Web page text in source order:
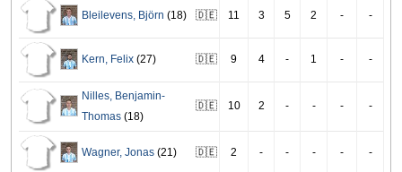
Bleilevens, Björn (18) 🇩🇪 11 3 5 2 - -
Kern, Felix (27) 🇩🇪 9 4 - 1 - -
Nilles, Benjamin-
Thomas (18)
🇩🇪 10 2 - - - -
Wagner, Jonas (21) 🇩🇪 2 - - - - -